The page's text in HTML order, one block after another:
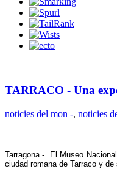
TARRACO - Una
noticies del mon -, noticies
Tarragona.- El Museo
ciudad romana de Tarraco y de